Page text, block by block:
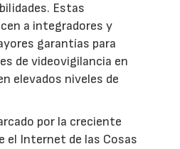
Estas
a integradores y
garantías para
de videovigilancia en
elevados niveles de
por la creciente
el Internet de las Cosas